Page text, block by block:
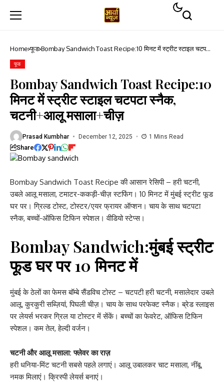
Home फूड Bombay Sandwich Toast Recipe:10 मिनट में स्ट्रीट स्टाइल चटपटा
फूड
Bombay Sandwich Toast Recipe:10
मिनट में स्ट्रीट स्टाइल चटपटा स्नैक,
चटनी+आलू मसाला+चीज़
Prasad Kumbhar December 12, 2025 1 Mins Read
Share
Bombay Sandwich Toast Recipe की आसान रेसिपी – हरी चटनी,
उबले आलू मसाला, टमाटर-ककड़ी-चीज़ स्टफिंग। 10 मिनट में मुंबई स्ट्रीट फूड
घर पर। ग्रिल्ड टोस्ट, टोस्टर/एयर फ्रायर ऑप्शन। चाय के साथ चटपटा
स्नैक, बच्चों-ऑफिस टिफिन स्पेशल। वीडियो स्टेप्स।
Bombay Sandwich:मुंबई स्ट्रीट
फूड घर पर 10 मिनट में
मुंबई के ठेलों का फेमस बॉम्बे सैंडविच टोस्ट – चटपटी हरी चटनी, मसालेदार उबले
आलू, कुरकुरी सब्ज़ियां, पिघली चीज़। चाय के साथ परफेक्ट स्नैक। ब्रेड स्लाइस
पर लेयर्स भरकर ग्रिल या टोस्टर में सेंकें। बच्चों का फेवरेट, ऑफिस टिफिन
स्पेशल। कम तेल, हेल्दी वर्जन।
चटनी और आलू मसाला: फ्लेवर का राज़
हरी धनिया-मिंट चटनी सबसे पहले लगाएं। आलू उबालकर चाट मसाला, नींबू,
नमक मिलाएं। क्रिस्पी लेयर्स बनाएं।